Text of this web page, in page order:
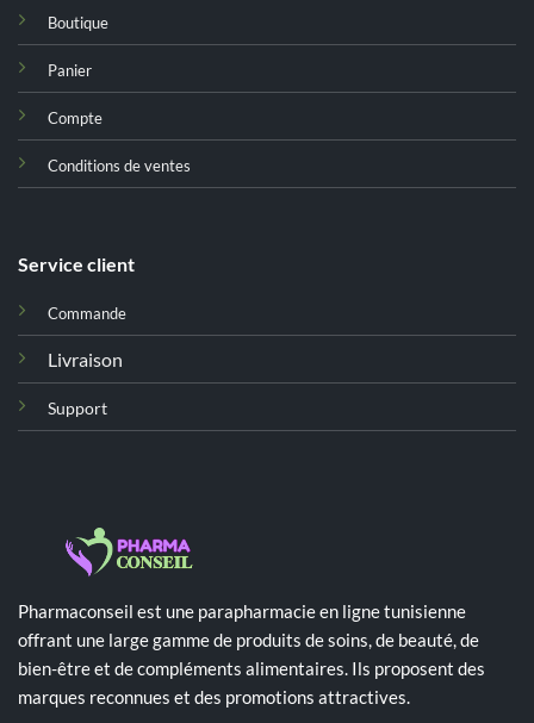
Boutique
Panier
Compte
Conditions de ventes
Service client
Commande
Livraison
Support
Pharmaconseil est une parapharmacie en ligne tunisienne
offrant une large gamme de produits de soins, de beauté, de
bien-être et de compléments alimentaires. Ils proposent des
marques reconnues et des promotions attractives.